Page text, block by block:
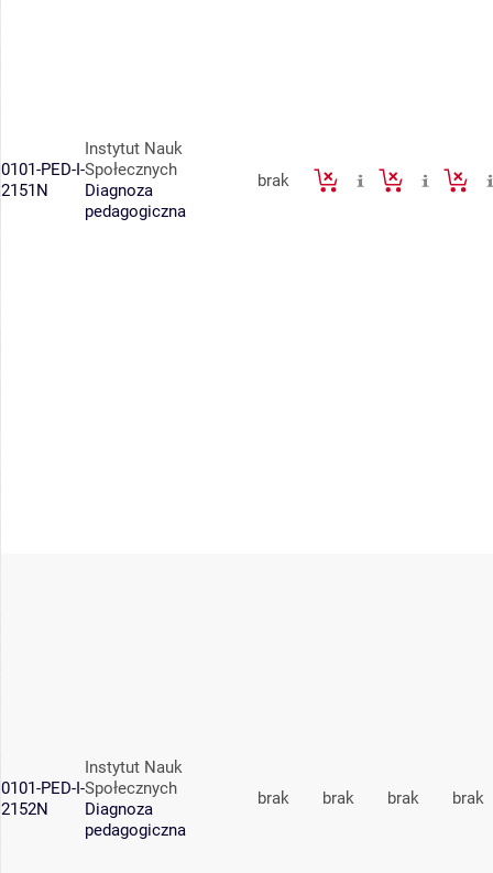
0101-PED-I-
2151N
Instytut Nauk
Społecznych
Diagnoza
pedagogiczna
brak
0101-PED-I-
2152N
Instytut Nauk
Społecznych
Diagnoza
pedagogiczna
brak brak brak brak